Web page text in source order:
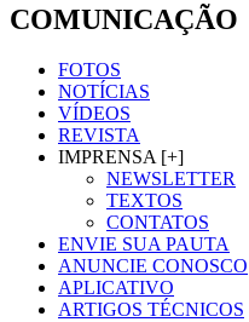
COMUNICAÇÃO
FOTOS
NOTÍCIAS
VÍDEOS
REVISTA
IMPRENSA [+]
NEWSLETTER
TEXTOS
CONTATOS
ENVIE SUA PAUTA
ANUNCIE CONOSCO
APLICATIVO
ARTIGOS TÉCNICOS